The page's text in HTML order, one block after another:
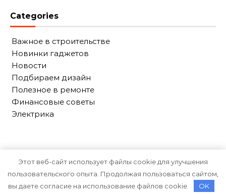
Categories
Важное в строительстве
Новинки гаджетов
Новости
Подбираем дизайн
Полезное в ремонте
Финансовые советы
Электрика
Тема Graceful от Optima Themes
Этот веб-сайт использует файлы cookie для улучшения
пользовательского опыта. Продолжая пользоваться сайтом,
вы даете согласие на использование файлов cookie.
OK